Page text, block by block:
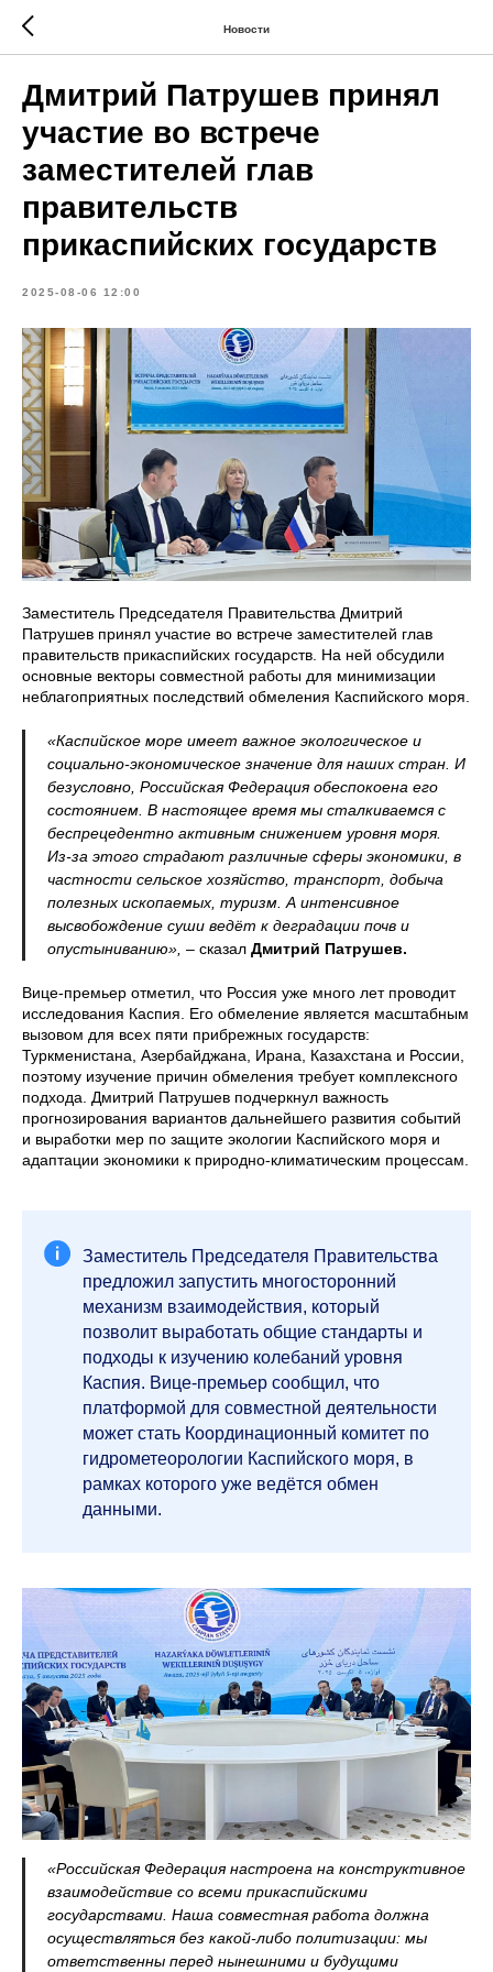
Новости
Дмитрий Патрушев принял
участие во встрече
заместителей глав
правительств
прикаспийских государств
2025-08-06 12:00
Заместитель Председателя Правительства Дмитрий
Патрушев принял участие во встрече заместителей глав
правительств прикаспийских государств. На ней обсудили
основные векторы совместной работы для минимизации
неблагоприятных последствий обмеления Каспийского моря.
«Каспийское море имеет важное экологическое и
социально-экономическое значение для наших стран. И
безусловно, Российская Федерация обеспокоена его
состоянием. В настоящее время мы сталкиваемся с
беспрецедентно активным снижением уровня моря.
Из‑за этого страдают различные сферы экономики, в
частности сельское хозяйство, транспорт, добыча
полезных ископаемых, туризм. А интенсивное
высвобождение суши ведёт к деградации почв и
опустыниванию», – сказал Дмитрий Патрушев.
Вице-премьер отметил, что Россия уже много лет проводит
исследования Каспия. Его обмеление является масштабным
вызовом для всех пяти прибрежных государств:
Туркменистана, Азербайджана, Ирана, Казахстана и России,
поэтому изучение причин обмеления требует комплексного
подхода. Дмитрий Патрушев подчеркнул важность
прогнозирования вариантов дальнейшего развития событий
и выработки мер по защите экологии Каспийского моря и
адаптации экономики к природно-климатическим процессам.
Заместитель Председателя Правительства
предложил запустить многосторонний
механизм взаимодействия, который
позволит выработать общие стандарты и
подходы к изучению колебаний уровня
Каспия. Вице-премьер сообщил, что
платформой для совместной деятельности
может стать Координационный комитет по
гидрометеорологии Каспийского моря, в
рамках которого уже ведётся обмен
данными.
«Российская Федерация настроена на конструктивное
взаимодействие со всеми прикаспийскими
государствами. Наша совместная работа должна
осуществляться без какой‑либо политизации: мы
ответственны перед нынешними и будущими